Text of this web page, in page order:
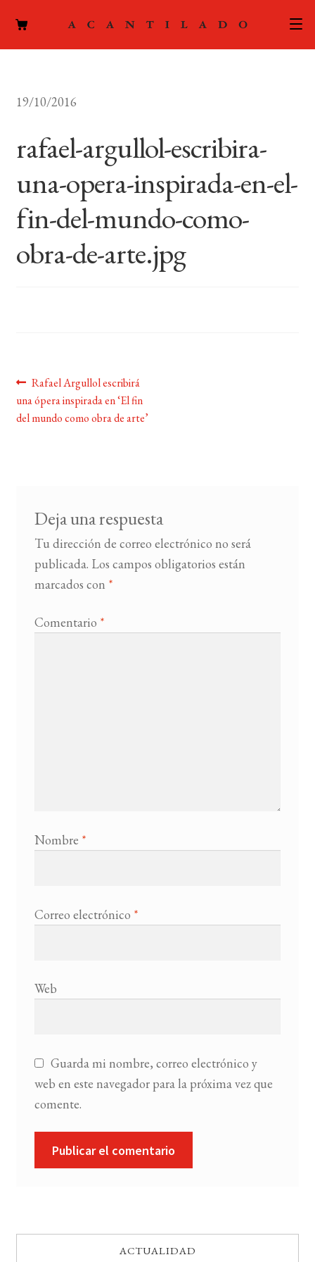
ACTUALIDAD
menú
PODCAST
LA EDITORIAL
FOREIGN RIGHTS
19/10/2016
rafael-argullol-escribira-
una-opera-inspirada-en-el-
fin-del-mundo-como-
obra-de-arte.jpg
Navegación
de
Anterior:
Rafael Argullol escribirá
una ópera inspirada en ‘El fin
del mundo como obra de arte’
Deja una respuesta
Tu dirección de correo electrónico no será
publicada. Los campos obligatorios están
marcados con *
Comentario *
Nombre *
Correo electrónico *
Web
Guarda mi nombre, correo electrónico y
web en este navegador para la próxima vez que
comente.
ACTUALIDAD